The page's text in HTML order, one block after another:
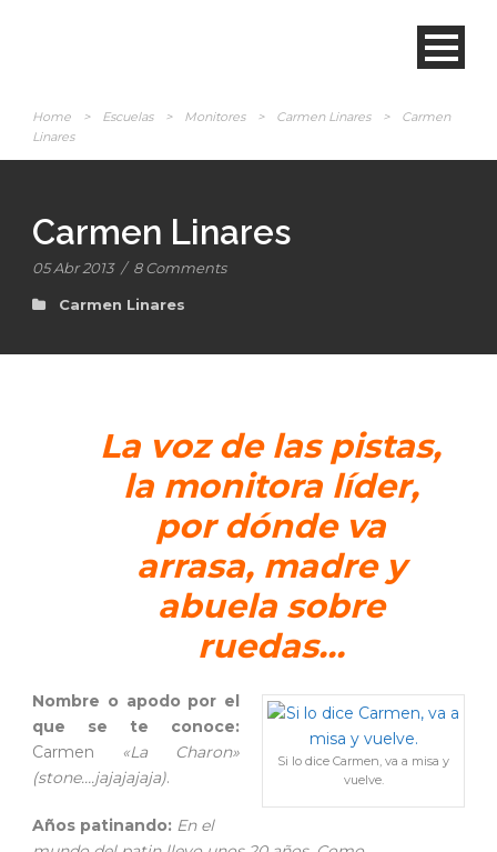
Home > Escuelas > Monitores > Carmen Linares >
Carmen
Linares
Carmen Linares
05 Abr 2013 / 8 Comments
Carmen Linares
La voz de las pistas,
la monitora líder,
por dónde va
arrasa, madre y
abuela sobre
ruedas…
Si lo dice Carmen, va a misa y
vuelve.
Nombre o apodo por el
que se te conoce:
Carmen «La Charon»
(stone….jajajajaja).
Años patinando: En el